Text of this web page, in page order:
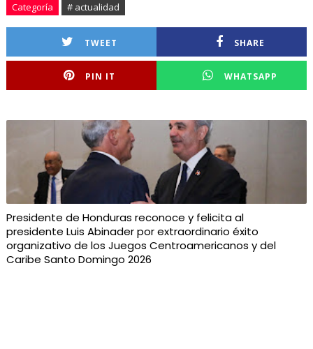
Categoría # actualidad
TWEET SHARE
PIN IT WHATSAPP
Presidente de Honduras reconoce y felicita al
presidente Luis Abinader por extraordinario éxito
organizativo de los Juegos Centroamericanos y del
Caribe Santo Domingo 2026